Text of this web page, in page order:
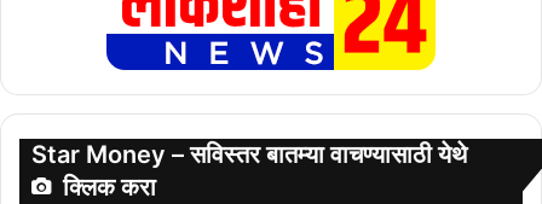
Star Money – सविस्तर बातम्या वाचण्यासाठी येथे
क्लिक करा